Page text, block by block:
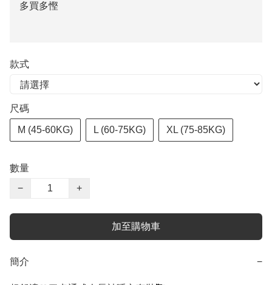
多買多慳
款式
尺碼
M (45-60KG) L (60-75KG) XL (75-85KG)
數量
−
+
加至購物車
簡介 −